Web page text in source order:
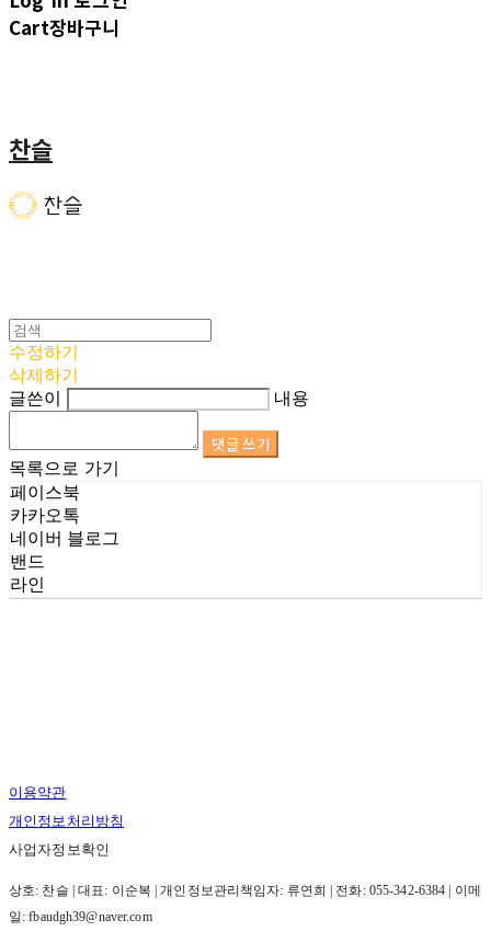
Cart장바구니
찬슬
수정하기
삭제하기
글쓴이
내용
댓글 쓰기
목록으로 가기
페이스북
카카오톡
네이버 블로그
밴드
라인
이용약관
개인정보처리방침
사업자정보확인
상호: 찬슬 | 대표: 이순복 | 개인정보관리책임자: 류연희 | 전화: 055-342-6384 | 이메
일: fbaudgh39@naver.com